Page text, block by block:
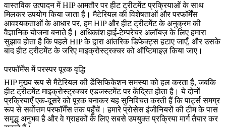
वास्तविक उत्पादन में HIP आमतौर परहीट ट्रीटमेंट प्रक्रियाओंके साथ
मिलकर उपयोग किया जाता है। मैटेरियल की विशेषताओं और परफॉर्मेंस
आवश्यकताओं के आधार पर, हम HIP और हीट ट्रीटमेंट के अनुक्रम की
वैज्ञानिक योजना बनाते हैं। अधिकांश हाई-टेम्परेचर अलॉयज़ के लिए हमारा
सुझाव होता है कि पहले HIP के द्वारा आंतरिक डिफेक्ट्स हटाए जाएँ, और उसके
बाद हीट ट्रीटमेंट के जरिए माइक्रोस्ट्रक्चर को ऑप्टिमाइज़ किया जाए।
परफॉर्मेंस में परस्पर पूरक वृद्धि
HIP मुख्य रूप से मैटेरियल की डेंसिफिकेशन समस्या को हल करता है, जबकि
हीट ट्रीटमेंट माइक्रोस्ट्रक्चर एडजस्टमेंट पर केंद्रित होता है। ये दोनों
प्रक्रियाएँ एक-दूसरे को पूरक बनाकर यह सुनिश्चित करती हैं कि पार्ट्स समग्र
रूप से सर्वोत्तम परफॉर्मेंस तक पहुँचें। हमारे प्रोसेस इंजीनियरों की टीम के पास
समृद्ध अनुभव है और वे ग्राहकों के लिए सबसे उपयुक्त प्रक्रिया मार्ग तैयार कर